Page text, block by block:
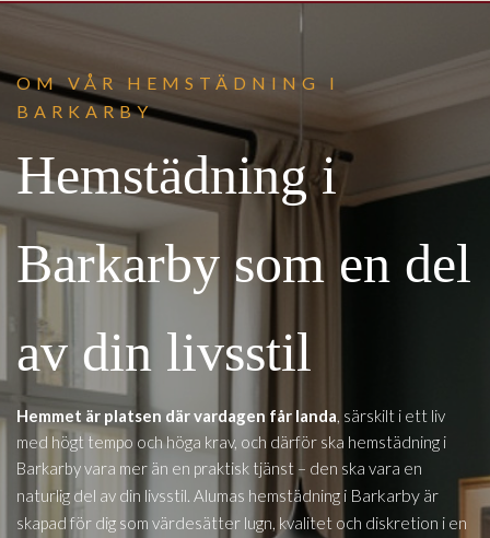
OM VÅR HEMSTÄDNING I
BARKARBY
Hemstädning i
Barkarby som en del
av din livsstil
Hemmet är platsen där vardagen får landa, särskilt i ett liv
med högt tempo och höga krav, och därför ska hemstädning i
Barkarby vara mer än en praktisk tjänst – den ska vara en
naturlig del av din livsstil. Alumas hemstädning i Barkarby är
skapad för dig som värdesätter lugn, kvalitet och diskretion i en